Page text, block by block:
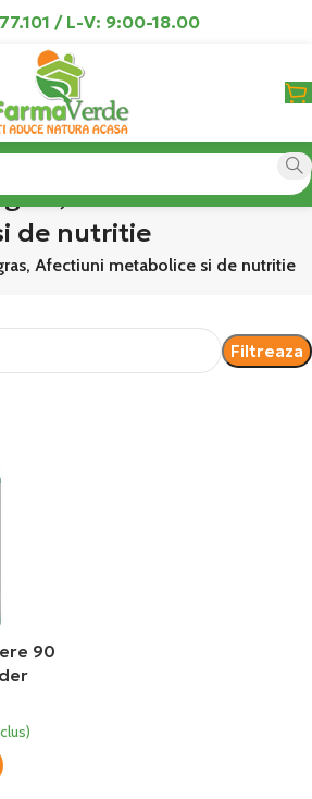
/ L-V: 9:00-18.00
Afectiuni
de nutritie
Afectiuni metabolice si de nutritie
Filtreaza
90